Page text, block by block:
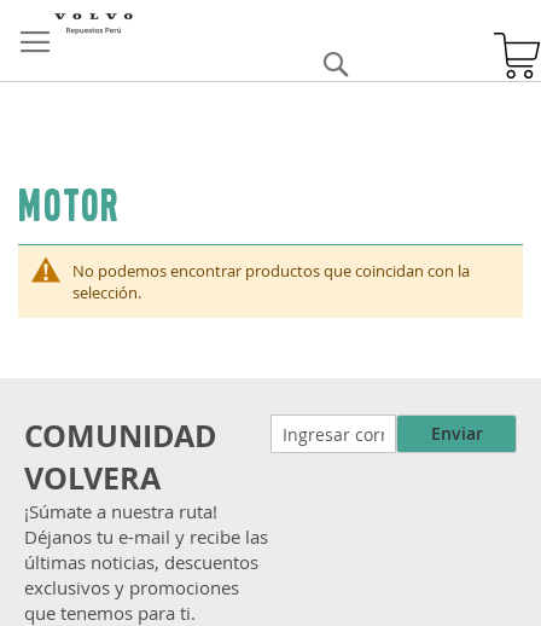
to
Content
Motor
No podemos encontrar productos que coincidan con la
selección.
COMUNIDAD
VOLVERA
¡Súmate a nuestra ruta!
Déjanos tu e-mail y recibe las
últimas noticias, descuentos
exclusivos y promociones
que tenemos para ti.
Enviar